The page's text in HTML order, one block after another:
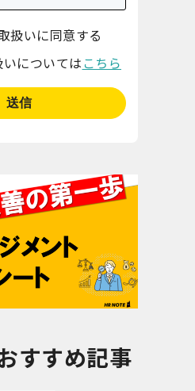
扱いに同意する
については こちら
すすめ記事